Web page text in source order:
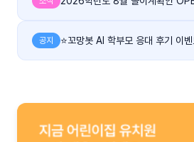
공지 ⭐꼬망봇 AI 학부모 응대 후기 이벤